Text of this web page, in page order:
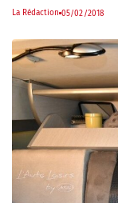
La Rédaction 05/02/2018